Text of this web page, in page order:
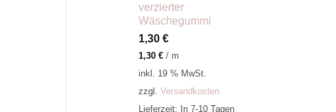
verzierter
Wäschegummi
1,30 €
1,30 €/ m
inkl. 19 % MwSt.
zzgl. Versandkosten
Lieferzeit:
In 7-10 Tagen